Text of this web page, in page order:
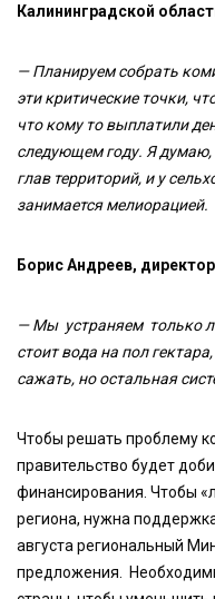
Калининградской
— Планируем собрать
эти критические точки,
что кому то выплатили
следующем году. Я
глав территорий, и у
занимается мелиорацией.
Борис Андреев,
— Мы устраняем только
стоит вода на пол
сажать, но остальная
Чтобы решать проблему
правительство будет
финансирования. Чтобы
региона, нужна
августа региональный
предложения.